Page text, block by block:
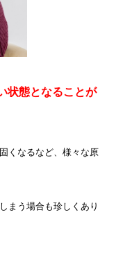
状態となることが
くなるなど、様々な原
まう場合も珍しくあり